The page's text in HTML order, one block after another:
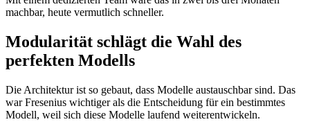
machbar, heute vermutlich schneller.
Modularität schlägt die Wahl des
perfekten Modells
Die Architektur ist so gebaut, dass Modelle austauschbar sind. Das
war Fresenius wichtiger als die Entscheidung für ein bestimmtes
Modell, weil sich diese Modelle laufend weiterentwickeln.